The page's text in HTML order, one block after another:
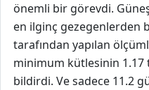
önemli bir görevdi.
en ilginç gezegenlerden
tarafından yapılan
minimum kütlesinin
bildirdi. Ve sadece 11.2